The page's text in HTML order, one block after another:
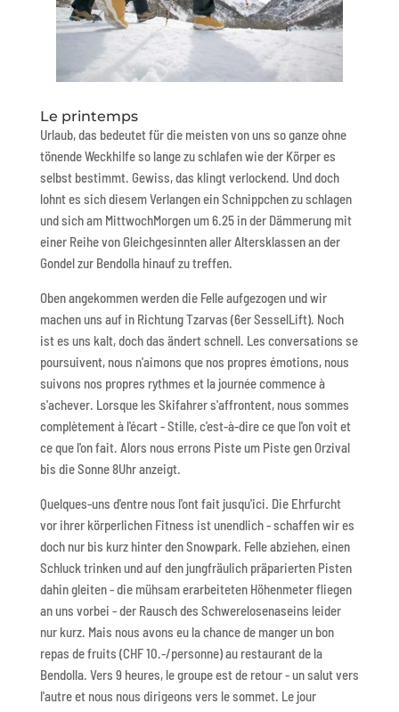
Le printemps
Urlaub, das bedeutet für die meisten von uns so ganze ohne
tönende Weckhilfe so lange zu schlafen wie der Körper es
selbst bestimmt. Gewiss, das klingt verlockend. Und doch
lohnt es sich diesem Verlangen ein Schnippchen zu schlagen
und sich am MittwochMorgen um 6.25 in der Dämmerung mit
einer Reihe von Gleichgesinnten aller Altersklassen an der
Gondel zur Bendolla hinauf zu treffen.
Oben angekommen werden die Felle aufgezogen und wir
machen uns auf in Richtung Tzarvas (6er SesselLift). Noch
ist es uns kalt, doch das ändert schnell. Les conversations se
poursuivent, nous n'aimons que nos propres émotions, nous
suivons nos propres rythmes et la journée commence à
s'achever. Lorsque les Skifahrer s'affrontent, nous sommes
complètement à l'écart - Stille, c'est-à-dire ce que l'on voit et
ce que l'on fait. Alors nous errons Piste um Piste gen Orzival
bis die Sonne 8Uhr anzeigt.
Quelques-uns d'entre nous l'ont fait jusqu'ici. Die Ehrfurcht
vor ihrer körperlichen Fitness ist unendlich - schaffen wir es
doch nur bis kurz hinter den Snowpark. Felle abziehen, einen
Schluck trinken und auf den jungfräulich präparierten Pisten
dahin gleiten - die mühsam erarbeiteten Höhenmeter fliegen
an uns vorbei - der Rausch des Schwerelosenaseins leider
nur kurz. Mais nous avons eu la chance de manger un bon
repas de fruits (CHF 10.-/personne) au restaurant de la
Bendolla. Vers 9 heures, le groupe est de retour - un salut vers
l'autre et nous nous dirigeons vers le sommet. Le jour